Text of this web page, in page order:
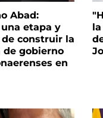
Abad:
etapa y
construir la
gobierno
en